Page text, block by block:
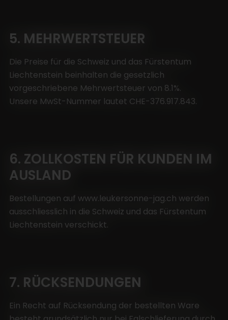
5. MEHRWERTSTEUER
Die Preise für die Schweiz und das Fürstentum
Liechtenstein beinhalten die gesetzlich
vorgeschriebene Mehrwertsteuer von 8.1%.
Unsere MwSt-Nummer lautet CHE-376.917.843.
6. ZOLLKOSTEN FÜR KUNDEN IM
AUSLAND
Bestellungen auf www.leukersonne-jag.ch werden
ausschliesslich in die Schweiz und das Fürstentum
Liechtenstein verschickt.
7. RÜCKSENDUNGEN
Ein Recht auf Rücksendung der bestellten Ware